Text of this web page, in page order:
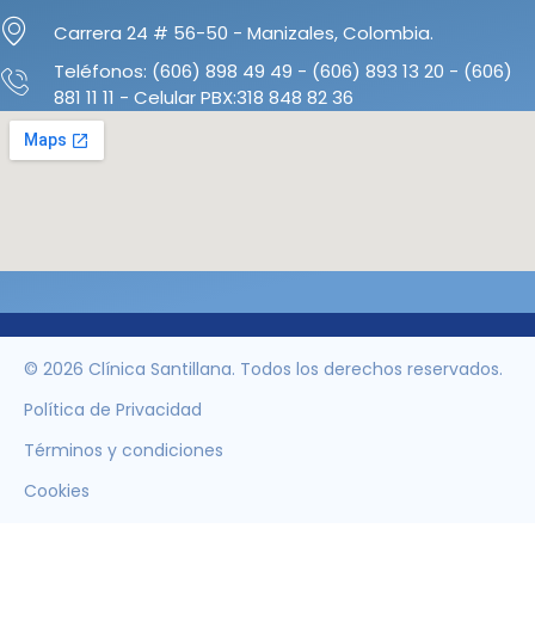
Carrera 24 # 56-50 - Manizales, Colombia.
Teléfonos: (606) 898 49 49 - (606) 893 13 20 - (606)
881 11 11 - Celular PBX:318 848 82 36
© 2026 Clínica Santillana. Todos los derechos reservados.
Política de Privacidad
Términos y condiciones
Cookies